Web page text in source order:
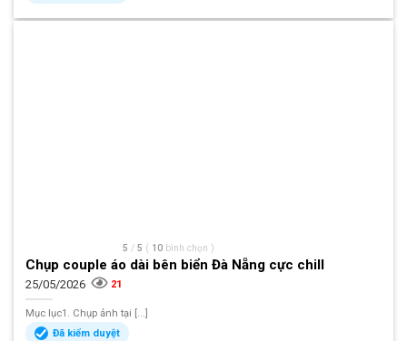
5 / 5 ( 10 bình chọn )
Chụp couple áo dài bên biển Đà Nẵng cực chill
25/05/2026 21
Mục lục1. Chụp ảnh tại [...]
Đã kiểm duyệt